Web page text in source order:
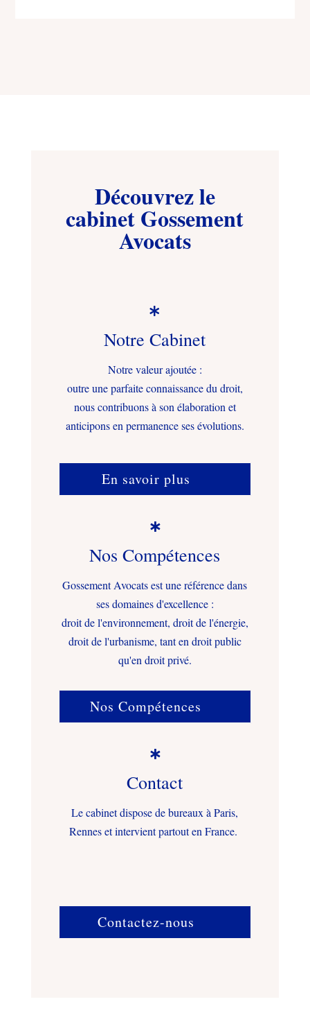
Découvrez le
cabinet Gossement
Avocats

Notre Cabinet
Notre valeur ajoutée :
outre une parfaite connaissance du droit,
nous contribuons à son élaboration et
anticipons en permanence ses évolutions.
En savoir plus

Nos Compétences
Gossement Avocats est une référence dans
ses domaines d'excellence :
droit de l'environnement, droit de l'énergie,
droit de l'urbanisme, tant en droit public
qu'en droit privé.
Nos Compétences

Contact
Le cabinet dispose de bureaux à Paris,
Rennes et intervient partout en France.
Contactez-nous